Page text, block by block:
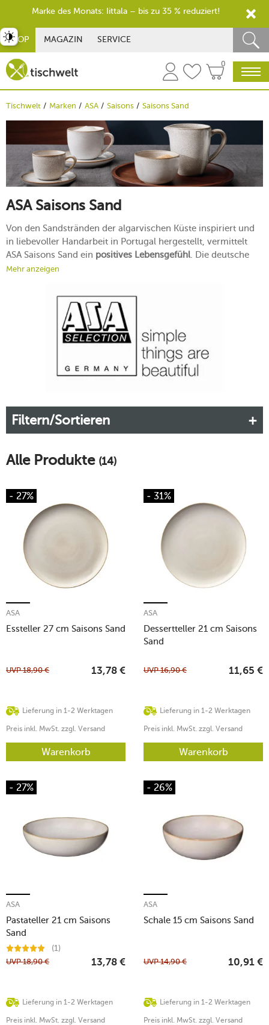
SHOP MAGAZIN SERVICE
0
Tischwelt Marken ASA Saisons Saisons Sand
ASA Saisons Sand
Von den Sandstränden der algarvischen Küste inspiriert und
in liebevoller Handarbeit in Portugal hergestellt, vermittelt
ASA Saisons Sand ein positives Lebensgefühl. Die deutsche
Designmarke
belebt werden. Bereichern Sie Ihren Geschirrschrank mit der
kombinationsfreudigen Steinzeug-Serie ASA Saisons Sand.
Mehr erfahren!
Mehr anzeigen
Filtern/Sortieren
Alle Produkte (14)
- 27%
Essteller 27 cm Saisons Sand
ASA
Lieferung in 1-2 Werktagen
UVP18,90 € 13,78 €
Preis inkl. MwSt. zzgl. Versand
Warenkorb
- 31%
Dessertteller 21 cm Saisons
Sand
ASA
Lieferung in 1-2 Werktagen
UVP16,90 € 11,65 €
Preis inkl. MwSt. zzgl. Versand
Warenkorb
- 27%
Pastateller 21 cm Saisons
Sand
ASA
(1)
Lieferung in 1-2 Werktagen
UVP18,90 € 13,78 €
Preis inkl. MwSt. zzgl. Versand
- 26%
Schale 15 cm Saisons Sand
ASA
Lieferung in 1-2 Werktagen
UVP14,90 € 10,91 €
Preis inkl. MwSt. zzgl. Versand
umschalten
Marke des Monats: Iittala – bis zu 35 % reduziert!